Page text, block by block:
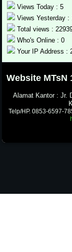
Views Today : 5
Views Yesterday :
Total views :
Who's Online : 0
Your IP Address :
Website MTsN
Alamat Kantor : Jr.
Telp/HP. 0853-6597-